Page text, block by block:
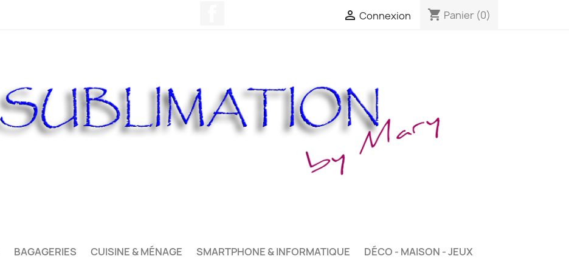
 Connexion shopping_cart Panier (0)
BAGAGERIES CUISINE & MÉNAGE SMARTPHONE & INFORMATIQUE
DÉCO - MAISON - JEUX